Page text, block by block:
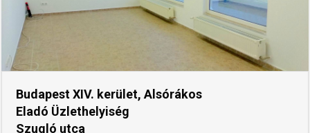
Budapest XIV. kerület, Alsórákos
Eladó Üzlethelyiség
Szugló utca